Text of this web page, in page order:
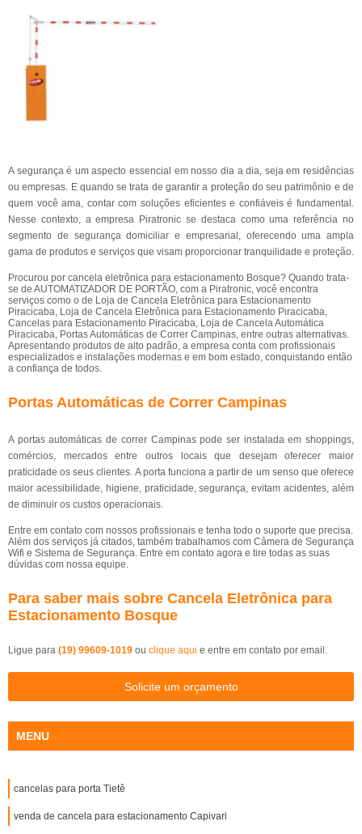
A segurança é um aspecto essencial em nosso dia a dia, seja em residências
ou empresas. E quando se trata de garantir a proteção do seu patrimônio e de
quem você ama, contar com soluções eficientes e confiáveis é fundamental.
Nesse contexto, a empresa Piratronic se destaca como uma referência no
segmento de segurança domiciliar e empresarial, oferecendo uma ampla
gama de produtos e serviços que visam proporcionar tranquilidade e proteção.
Procurou por cancela eletrônica para estacionamento Bosque? Quando trata-
se de AUTOMATIZADOR DE PORTÃO, com a Piratronic, você encontra
serviços como o de Loja de Cancela Eletrônica para Estacionamento
Piracicaba, Loja de Cancela Eletrônica para Estacionamento Piracicaba,
Cancelas para Estacionamento Piracicaba, Loja de Cancela Automática
Piracicaba, Portas Automáticas de Correr Campinas, entre outras alternativas.
Apresentando produtos de alto padrão, a empresa conta com profissionais
especializados e instalações modernas e em bom estado, conquistando então
a confiança de todos.
Portas Automáticas de Correr Campinas
A portas automáticas de correr Campinas pode ser instalada em shoppings,
comércios, mercados entre outros locais que desejam oferecer maior
praticidade os seus clientes. A porta funciona a partir de um senso que oferece
maior acessibilidade, higiene, praticidade, segurança, evitam acidentes, além
de diminuir os custos operacionais.
Entre em contato com nossos profissionais e tenha todo o suporte que precisa.
Além dos serviços já citados, também trabalhamos com Câmera de Segurança
Wifi e Sistema de Segurança. Entre em contato agora e tire todas as suas
dúvidas com nossa equipe.
Para saber mais sobre Cancela Eletrônica para
Estacionamento Bosque
Ligue para (19) 99609-1019 ou clique aqui e entre em contato por email.
Solicite um orçamento
MENU
cancelas para porta Tietê
venda de cancela para estacionamento Capivari